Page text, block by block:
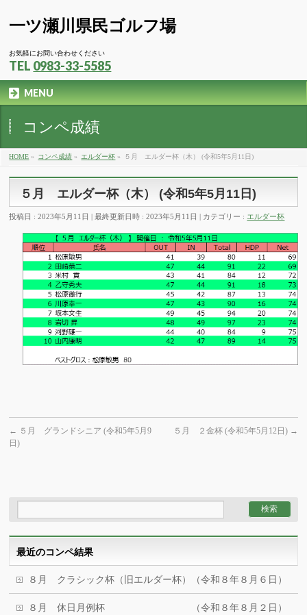
一ツ瀬川県民ゴルフ場
お気軽にお問い合わせください
TEL 0983-33-5585
MENU
コンペ成績
HOME » コンペ成績 » エルダー杯 » ５月 エルダー杯（木） (令和5年5月11日)
５月 エルダー杯（木） (令和5年5月11日)
投稿日 : 2023年5月11日 最終更新日時 : 2023年5月11日 カテゴリー : エルダー杯
← ５月 グランドシニア (令和5年5月9
日)
５月 ２金杯 (令和5年5月12日) →
最近のコンペ結果
８月 クラシック杯（旧エルダー杯）（令和８年８月６日）
８月 休日月例杯 （令和８年８月２日）